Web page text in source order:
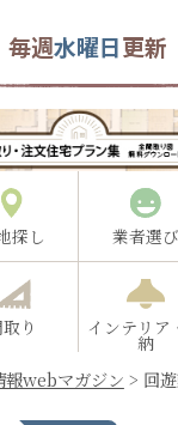
毎週水曜日更新
探し 業者選び
り インテリア
納
報webマガジン > 回